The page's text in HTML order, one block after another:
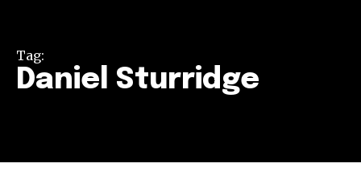
Tag:
Daniel Sturridge